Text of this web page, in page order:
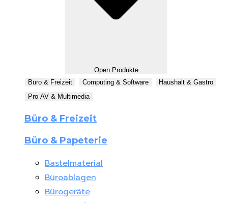
Open Produkte
Büro & Freizeit
Computing & Software
Haushalt & Gastro
Pro AV & Multimedia
Büro & Freizeit
Büro & Papeterie
Bastelmaterial
Büroablagen
Bürogeräte